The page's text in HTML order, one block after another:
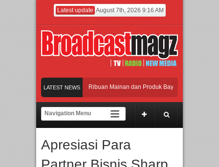
Latest update August 7th, 2026 9:16 AM
LATEST NEWS
Jakarta dengan Ribuan Mainan dan Produk Bayi dari Seluruh Dunia,
Gerbang Inovasi dan Peluang Bisnis Industri Gifts dan Housewares Asia
Perpaduan Warisan Dan Semangat Lokal, BIRKENSTOCK INDONESIA
Jakarta dengan Ribuan Mainan dan Produk Bayi dari Seluruh Dunia,
Apresiasi Para